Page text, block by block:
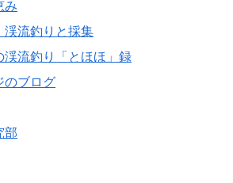
み
流釣りと採集
渓流釣り「とほほ」録
のブログ
部